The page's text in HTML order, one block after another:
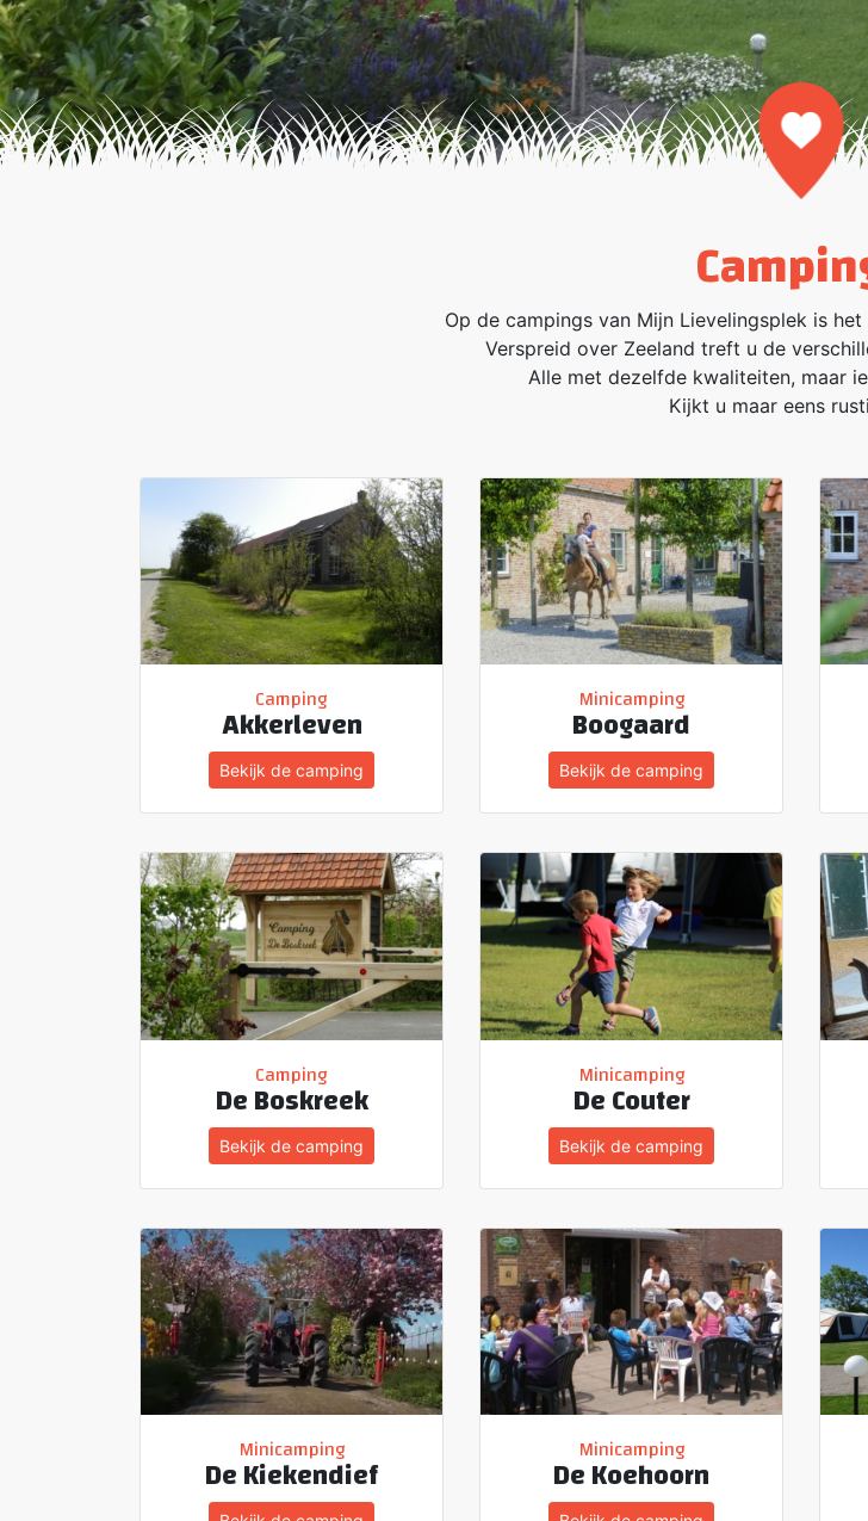
Op de campings van Mijn Lievelingsplek is
Verspreid over Zeeland treft u de
Alle met dezelfde kwaliteiten, maar
Kijkt u maar eens
Camping
Akkerleven
Bekijk de camping
Minicamping
Boogaard
Bekijk de camping
Camping
De Boskreek
Bekijk de camping
Minicamping
De Couter
Bekijk de camping
Minicamping
De Kiekendief
Minicamping
De Koehoorn